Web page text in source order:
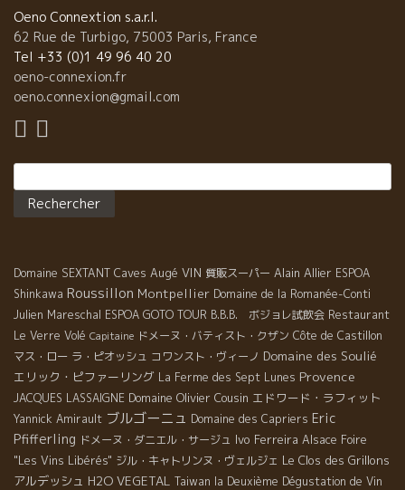
Oeno Connextion s.a.r.l.
62 Rue de Turbigo, 75003 Paris, France
Tel +33 (0)1 49 96 40 20
oeno-connexion.fr
oeno.connexion@gmail.com
Domaine SEXTANT Caves Augé VIN 質販スーパー Alain Allier ESPOA
Shinkawa Roussillon Montpellier Domaine de la Romanée-Conti
Julien Mareschal ESPOA GOTO TOUR B.B.B. ボジョレ試飲会 Restaurant
Le Verre Volé Capitaine ドメーヌ・バティスト・クザン Côte de Castillon
マス・ロー ラ・ピオッシュ コワンスト・ヴィーノ Domaine des Soulié
エリック・ピファーリング La Ferme des Sept Lunes Provence
JACQUES LASSAIGNE Domaine Olivier Cousin エドワード・ラフィット
Yannick Amirault ブルゴーニュ Domaine des Capriers Eric
Pfifferling ドメーヌ・ダニエル・サージュ Ivo Ferreira Alsace Foire
"Les Vins Libérés" ジル・キャトリンヌ・ヴェルジェ Le Clos des Grillons
アルデッシュ H2O VEGETAL Taiwan la Deuxième Dégustation de Vin